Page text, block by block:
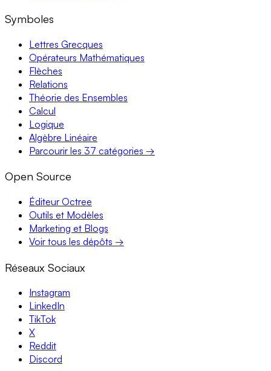
Symboles
Lettres Grecques
Opérateurs Mathématiques
Flèches
Relations
Théorie des Ensembles
Calcul
Logique
Algèbre Linéaire
Parcourir les 37 catégories →
Open Source
Éditeur Octree
Outils et Modèles
Marketing et Blogs
Voir tous les dépôts →
Réseaux Sociaux
Instagram
LinkedIn
TikTok
X
Reddit
Discord